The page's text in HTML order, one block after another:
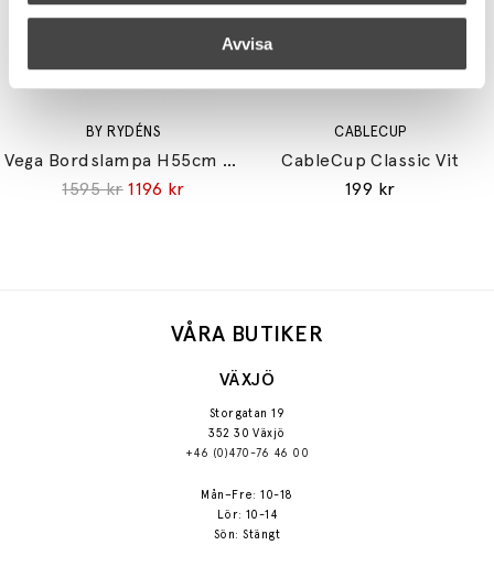
Avvisa
BY RYDÉNS
Vega Bordslampa H55cm Valnöt/Vit
1595 kr 1196 kr
CABLECUP
CableCup Classic Vit
199 kr
VÅRA BUTIKER
VÄXJÖ
Storgatan 19
352 30 Växjö
+46 (0)470-76 46 00
Mån–Fre: 10-18
Lör: 10-14
Sön: Stängt